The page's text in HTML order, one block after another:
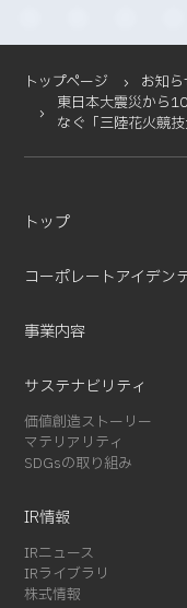
2025-06 (2)
2025-05 (1)
2025-04 (11)
2024-12 (4)
2024-10 (7)
2024-03 (2)
2024-01 (1)
2023-12 (2)
2023-07 (2)
2023-06 (2)
2023-05 (1)
トップページ
お知ら
東日本大震災から
なぐ「三陸花火競
トップ
コーポレートアイデン
事業内容
サステナビリティ
価値創造ストーリー
マテリアリティ
SDGsの取り組み
IR情報
IRニュース
IRライブラリ
株式情報